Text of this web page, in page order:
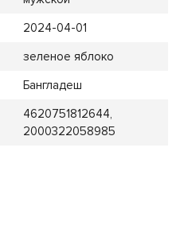
2024-04-01
зеленое яблоко
Бангладеш
4620751812644,
2000322058985